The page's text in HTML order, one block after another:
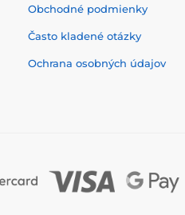
Obchodné podmienky
Často kladené otázky
Ochrana osobných údajov